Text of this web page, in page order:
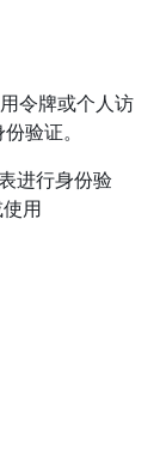
令牌或个人访
验证。
进行身份验
用